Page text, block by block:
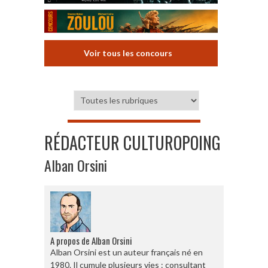
Voir tous les concours
RÉDACTEUR CULTUROPOING
Alban Orsini
A propos de Alban Orsini
Alban Orsini est un auteur français né en
1980. Il cumule plusieurs vies : consultant